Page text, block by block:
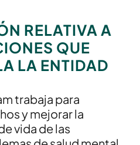
RELATIVA A
QUE
LA ENTIDAD
trabaja para
y mejorar la
vida de las